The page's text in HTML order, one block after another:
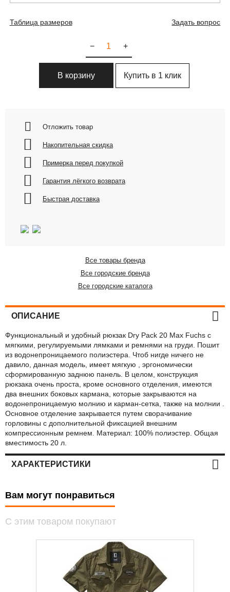
Таблица размеров Задать вопрос
+
−
В корзину Купить в 1 клик
Отложить товар
Накопительная скидка
Примерка перед покупкой
Гарантия лёгкого возврата
Быстрая доставка
Все товары бренда
Все городские бренда
Все городские каталога
ОПИСАНИЕ
Функциональный и удобный рюкзак Dry Pack 20 Max Fuchs с
мягкими, регулируемыми лямками и ремнями на груди. Пошит
из водонепроницаемого полиэстера. Чтоб нигде ничего не
давило, данная модель, имеет мягкую , эргономически
сформированную заднюю панель. В целом, конструкция
рюкзака очень проста, кроме основного отделения, имеются
два внешних боковых кармана, которые закрываются на
водонепроницаемую молнию и карман-сетка, также на молнии .
Основное отделение закрывается путем сворачивание
горловины с дополнительной фиксацией внешним
компрессионным ремнем. Материал: 100% полиэстер. Общая
вместимость 20 л.
ХАРАКТЕРИСТИКИ
Вам могут понравиться
С этим товаром покупают